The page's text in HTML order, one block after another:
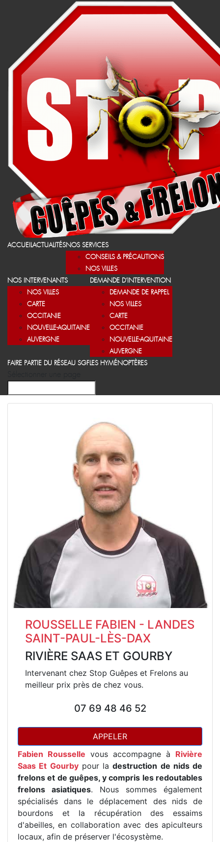
ACCUEILACTUALITÉSNOS SERVICES
CONSEILS & PRÉCAUTIONS
NOS VILLES
NOS INTERVENANTS
NOS VILLES
CARTE
OCCITANIE
NOUVELLE-AQUITAINE
AUVERGNE
DEMANDE D’INTERVENTION
DEMANDE DE RAPPEL
NOS VILLES
CARTE
OCCITANIE
NOUVELLE-AQUITAINE
AUVERGNE
FAIRE PARTIE DU RÉSEAU SGFLES HYMÉNOPTÈRES
ROUSSELLE FABIEN - LANDES
SAINT-PAUL-LÈS-DAX
RIVIÈRE SAAS ET GOURBY
Intervenant chez Stop Guêpes et Frelons au
meilleur prix près de chez vous.
07 69 48 46 52
APPELER
Fabien Rousselle vous accompagne à Rivière
Saas Et Gourbypour ladestruction de nids de
frelons et de guêpes, y compris les redoutables
frelons asiatiques. Nous sommes également
spécialisés dans le déplacement des nids de
bourdons et la récupération des essaims
d'abeilles, en collaboration avec des apiculteurs
locaux, afin de préserver l'écosystème.